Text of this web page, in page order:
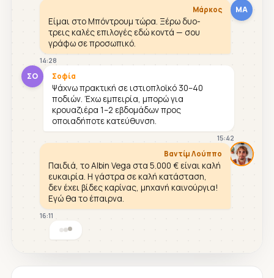
ΜΑ
Μάρκος
Είμαι στο Μπόντρουμ τώρα. Ξέρω δυο-
τρεις καλές επιλογές εδώ κοντά — σου
γράφω σε προσωπικό.
14:28
ΣΟ Σοφία
Ψάχνω πρακτική σε ιστιοπλοϊκό 30–40
ποδιών. Έχω εμπειρία, μπορώ για
κρουαζιέρα 1–2 εβδομάδων προς
οποιαδήποτε κατεύθυνση.
15:42
Βαντίμ Λούππο
Παιδιά, το Albin Vega στα 5.000 € είναι καλή
ευκαιρία. Η γάστρα σε καλή κατάσταση,
δεν έχει βίδες καρίνας, μηχανή καινούργια!
Εγώ θα το έπαιρνα.
16:11